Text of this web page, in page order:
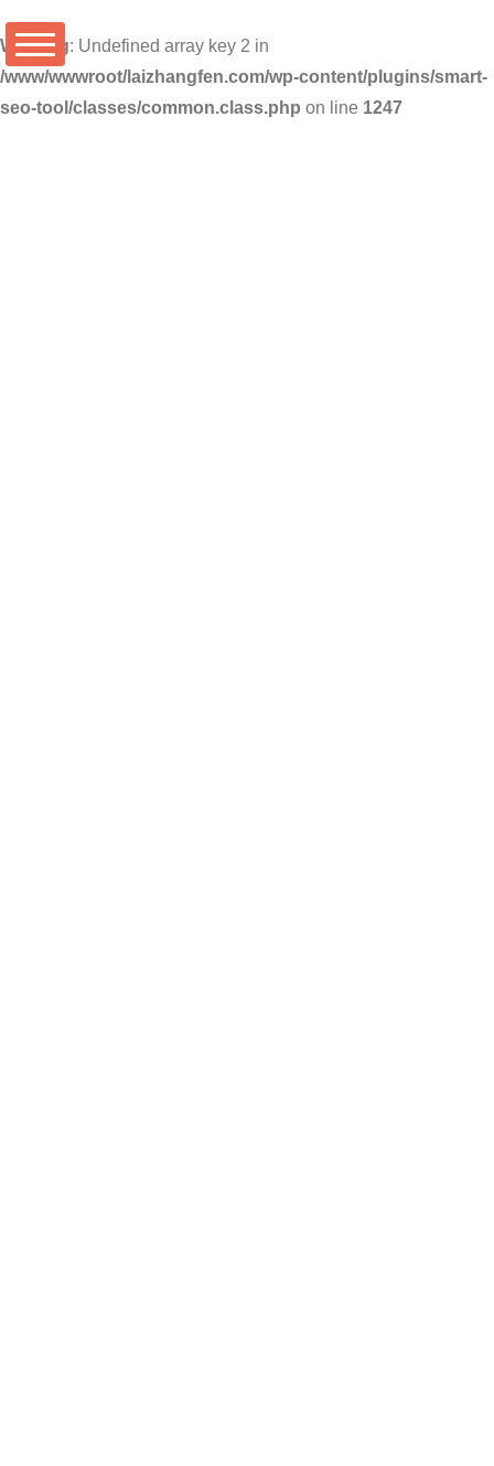
Warning: Undefined array key 2 in
/www/wwwroot/laizhangfen.com/wp-content/plugins/smart-
seo-tool/classes/common.class.php on line 1247